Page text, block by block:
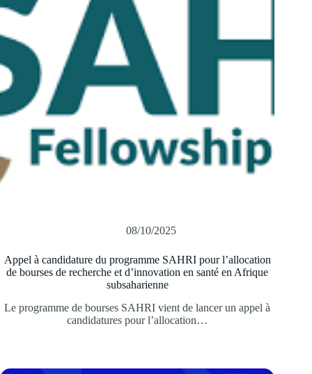
08/10/2025
Appel à candidature du programme SAHRI pour l’allocation
de bourses de recherche et d’innovation en santé en Afrique
subsaharienne
Le programme de bourses SAHRI vient de lancer un appel à
candidatures pour l’allocation…